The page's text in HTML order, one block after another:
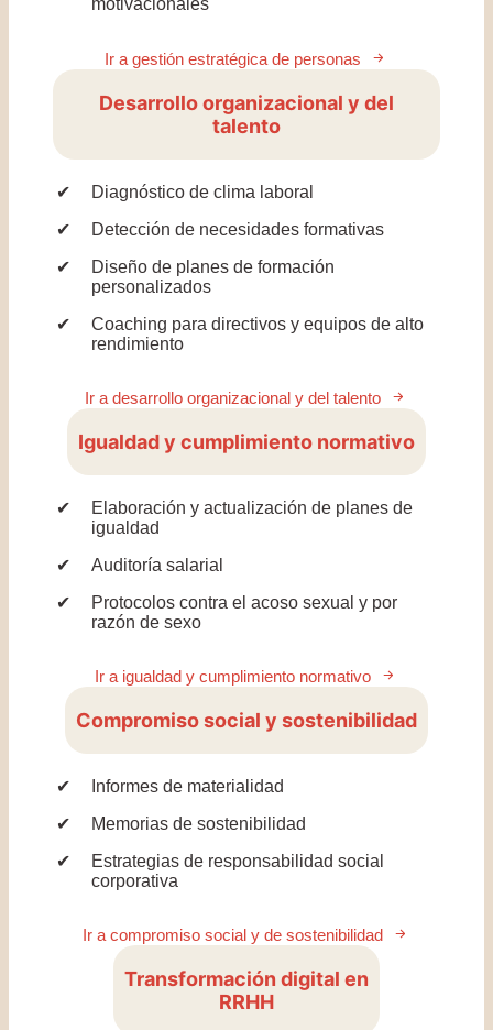
motivacionales
Ir a gestión estratégica de personas
Desarrollo organizacional y del
talento
Diagnóstico de clima laboral
Detección de necesidades formativas
Diseño de planes de formación
personalizados
Coaching para directivos y equipos de alto
rendimiento
Ir a desarrollo organizacional y del talento
Igualdad y cumplimiento normativo
Elaboración y actualización de planes de
igualdad
Auditoría salarial
Protocolos contra el acoso sexual y por
razón de sexo
Ir a igualdad y cumplimiento normativo
Compromiso social y sostenibilidad
Informes de materialidad
Memorias de sostenibilidad
Estrategias de responsabilidad social
corporativa
Ir a compromiso social y de sostenibilidad
Transformación digital en
RRHH